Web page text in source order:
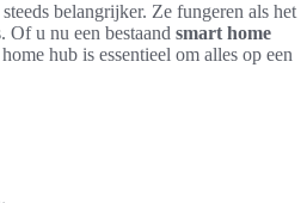
belangrijker. Ze fungeren als het
Of u nu een bestaand smart home
hub is essentieel om alles op een